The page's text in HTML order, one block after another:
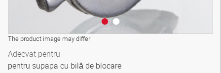
The product image may differ
Adecvat pentru
pentru supapa cu bilă de blocare